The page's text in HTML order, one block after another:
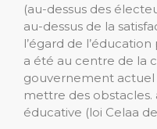
(au-dessus des
au-dessus de la
l’égard de
a été au centre de la
gouvernement actuel
mettre des obstacles.
éducative (loi Celaa